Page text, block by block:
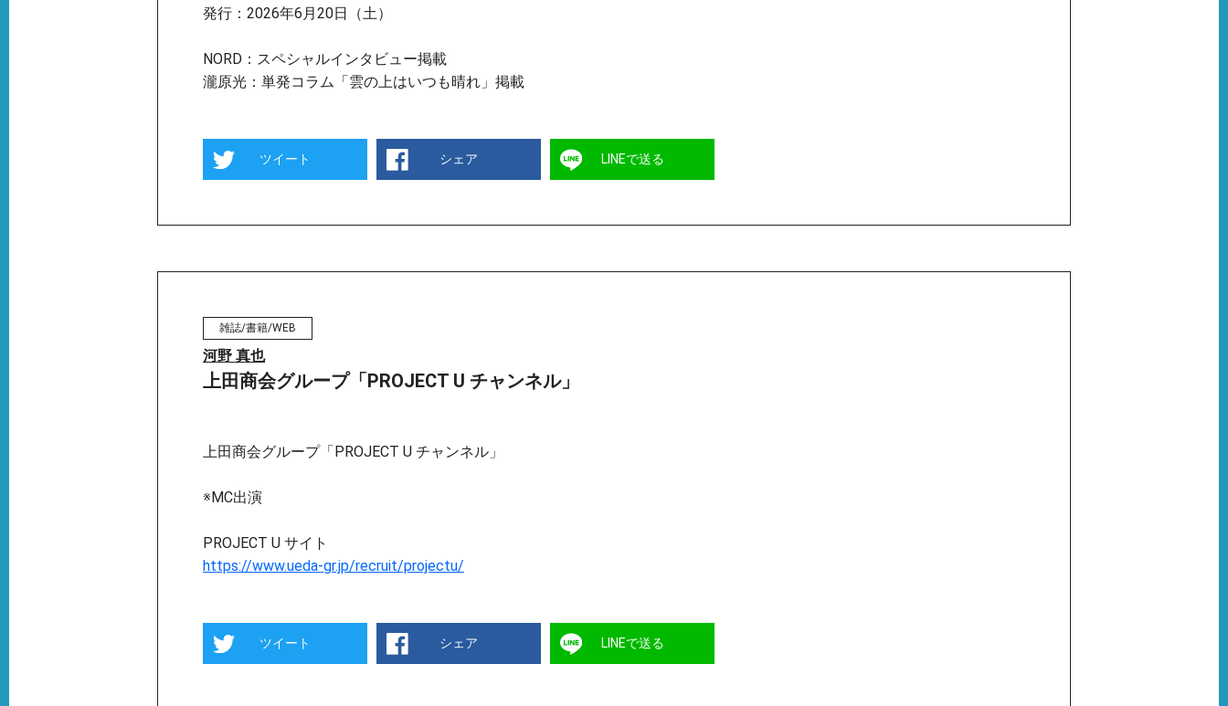
発行：2026年6月20日（土）
NORD：スペシャルインタビュー掲載
瀧原光：単発コラム「雲の上はいつも晴れ」掲載
ツイート シェア LINEで送る
雑誌/書籍/WEB
河野 真也
上田商会グループ「PROJECT U チャンネル」
上田商会グループ「PROJECT U チャンネル」
※MC出演
PROJECT U サイト
https://www.ueda-gr.jp/recruit/projectu/
ツイート シェア LINEで送る